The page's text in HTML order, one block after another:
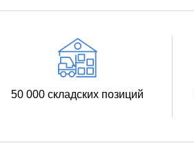
50 000 складских позиций